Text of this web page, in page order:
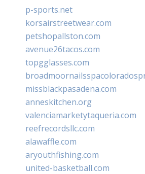
p-sports.net
korsairstreetwear.com
petshopallston.com
avenue26tacos.com
topgglasses.com
missblackpasadena.com
anneskitchen.org
valenciamarketytaqueria.com
reefrecordsllc.com
alawaffle.com
aryouthfishing.com
united-basketball.com